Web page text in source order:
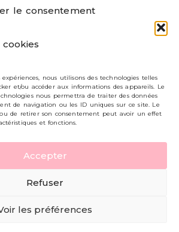
le consentement
cookies
nous utilisons des technologies telles
et/ou accéder aux informations des appareils. Le
nous permettra de traiter des données
de navigation ou les ID uniques sur ce site. Le
de retirer son consentement peut avoir un effet
et fonctions.
Accepter
Refuser
les préférences
retours
confidentialité
- CGV